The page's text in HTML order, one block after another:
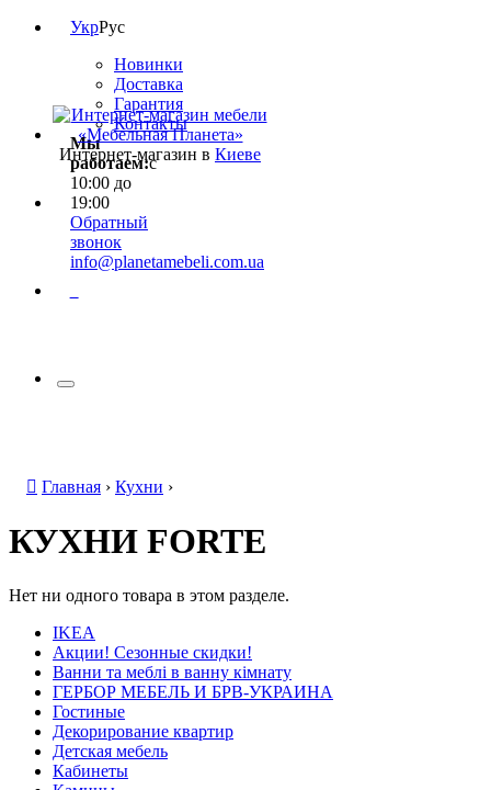
УкрРус
Новинки
Доставка
Гарантия
Контакты
Мы
работаем:с
10:00 до
19:00
Обратный
звонок
info@planetamebeli.com.ua
Интернет-магазин в Киеве
Главная › Кухни ›
КУХНИ FORTE
Нет ни одного товара в этом разделе.
IKEA
Акции! Сезонные скидки!
Ванни та меблі в ванну кімнату
ГЕРБОР МЕБЕЛЬ И БРВ-УКРАИНА
Гостиные
Декорирование квартир
Детская мебель
Кабинеты